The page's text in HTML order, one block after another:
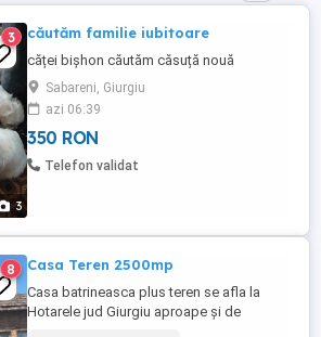
3
3 căutăm familie iubitoare
căței bișhon căutăm căsuță nouă
Sabareni, Giurgiu
azi 06:39
350 RON
Telefon validat
8 Casa Teren 2500mp
Casa batrineasca plus teren se afla la
Hotarele jud Giurgiu aproape și de